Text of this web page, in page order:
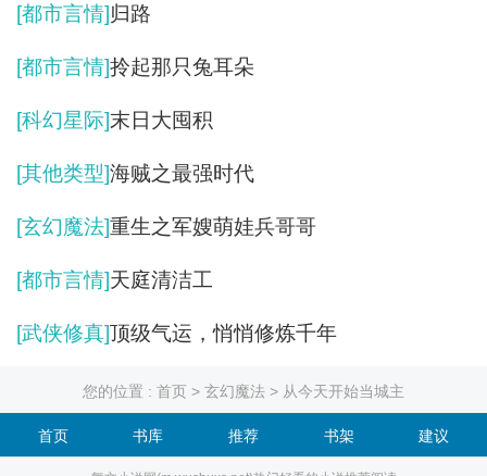
[都市言情]归路
[都市言情]拎起那只兔耳朵
[科幻星际]末日大囤积
[其他类型]海贼之最强时代
[玄幻魔法]重生之军嫂萌娃兵哥哥
[都市言情]天庭清洁工
[武侠修真]顶级气运，悄悄修炼千年
您的位置 : 首页 > 玄幻魔法 > 从今天开始当城主
首页 书库 推荐 书架 建议